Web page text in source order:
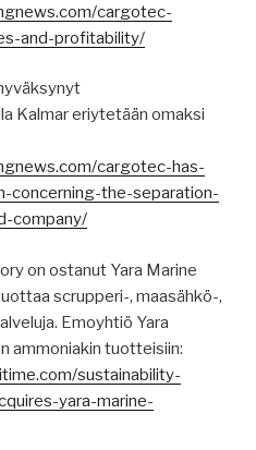
cargotec-
and-profitability/
Kalmar eriytetään omaksi
cargotec-has-
concerning-the-separation-
company/
on ostanut Yara Marine
scrupperi-, maasähkö-,
Emoyhtiö Yara
ammoniakin tuotteisiin:
sustainability-
yara-marine-